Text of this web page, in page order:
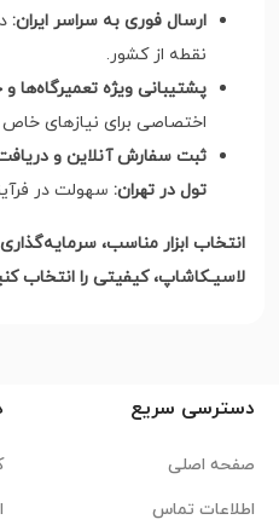
ارسال فوری به سراسر ایران:
نقطه از کشور.
پشتیبانی ویژه تعمیرگاه‌ها و
اختصاصی برای نیازهای
ثبت سفارش آنلاین و
تول در تهران: سهولت در
لاسیـکاشاپ، کیفیتی را انتخاب
دسترسی سریع
صفحه اصلی
اطلاعات تماس